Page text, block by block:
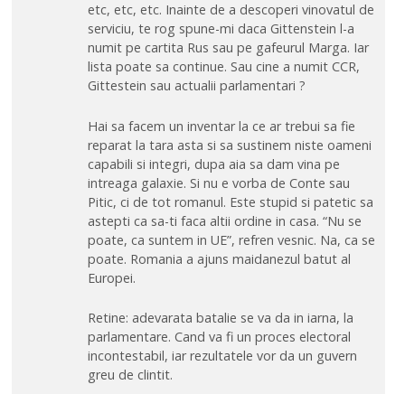
etc, etc, etc. Inainte de a descoperi vinovatul de
serviciu, te rog spune-mi daca Gittenstein l-a
numit pe cartita Rus sau pe gafeurul Marga. Iar
lista poate sa continue. Sau cine a numit CCR,
Gittestein sau actualii parlamentari ?
Hai sa facem un inventar la ce ar trebui sa fie
reparat la tara asta si sa sustinem niste oameni
capabili si integri, dupa aia sa dam vina pe
intreaga galaxie. Si nu e vorba de Conte sau
Pitic, ci de tot romanul. Este stupid si patetic sa
astepti ca sa-ti faca altii ordine in casa. “Nu se
poate, ca suntem in UE”, refren vesnic. Na, ca se
poate. Romania a ajuns maidanezul batut al
Europei.
Retine: adevarata batalie se va da in iarna, la
parlamentare. Cand va fi un proces electoral
incontestabil, iar rezultatele vor da un guvern
greu de clintit.